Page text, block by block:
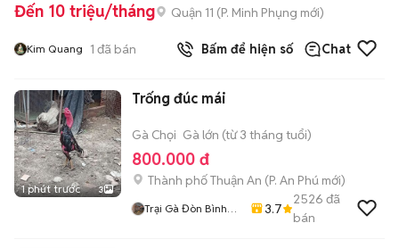
Đến 10 triệu/tháng Quận 11 (P. Minh Phụng mới)
Kim Quang 1 đã bán Bấm để hiện số Chat
1 phút trước 3
Trống đúc mái
Gà Chọi Gà lớn (từ 3 tháng tuổi)
800.000 đ
Thành phố Thuận An (P. An Phú mới)
Trại Gà Đòn Bình
3.7
2526 đã
bán